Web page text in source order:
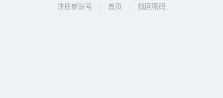
注册新账号 首页 找回密码